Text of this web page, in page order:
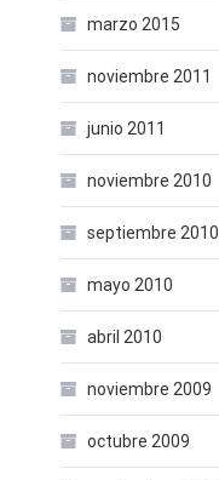
marzo 2015
noviembre 2011
junio 2011
noviembre 2010
septiembre 2010
mayo 2010
abril 2010
noviembre 2009
octubre 2009